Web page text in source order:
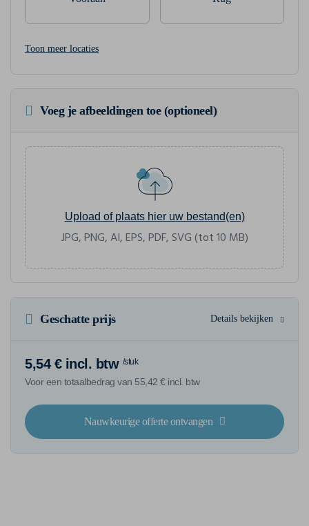
Toon meer locaties
Voeg je afbeeldingen toe (optioneel)
Upload of plaats hier uw bestand(en)
JPG, PNG, AI, EPS, PDF, SVG (tot 10 MB)
Geschatte prijs Details bekijken
5,54 € incl. btw /stuk
Voor een totaalbedrag van 55,42 € incl. btw
Nauwkeurige offerte ontvangen